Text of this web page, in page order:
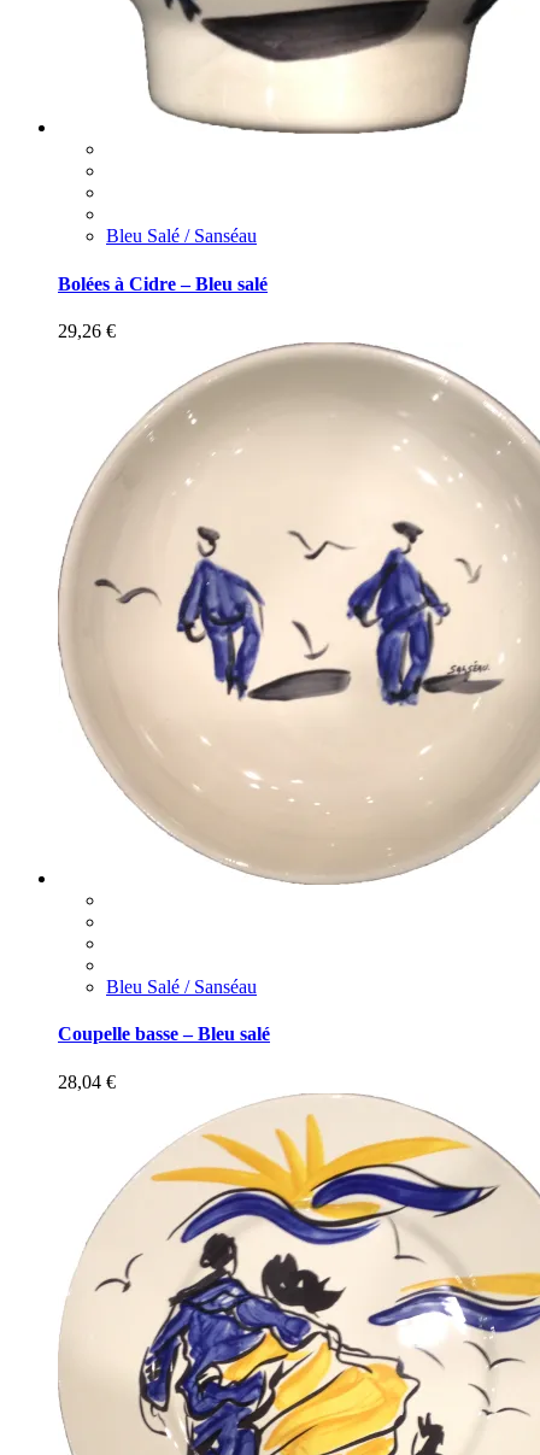
Bleu Salé / Sanséau
Bolées à Cidre – Bleu salé
29,26 €
Bleu Salé / Sanséau
Coupelle basse – Bleu salé
28,04 €